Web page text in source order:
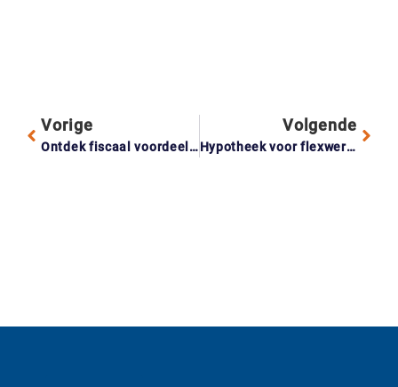
Vorige
Ontdek fiscaal voordeel: zo benut je belastingaftrekken voor 2025
Volgende
Hypotheek voor flexwerkers: ontdek wat de nieuwe regels voor jou betekenen